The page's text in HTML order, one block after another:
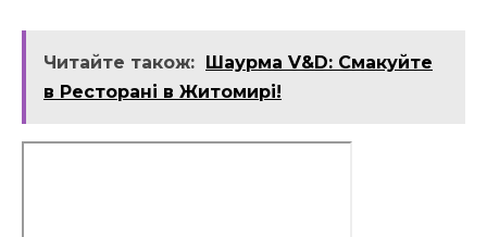
Читайте також:
Шаурма V&D: Смакуйте
в Ресторані в Житомирі!